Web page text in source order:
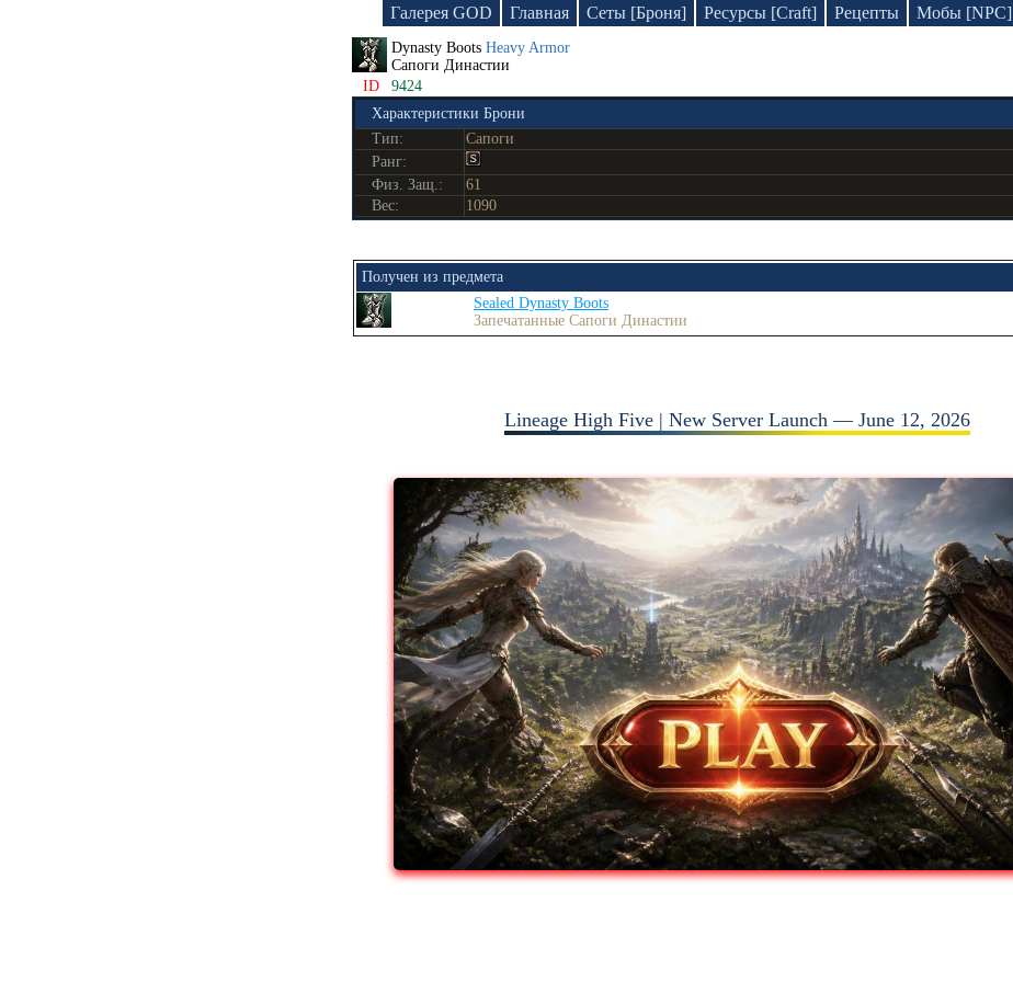
Галерея GOD Главная Сеты [Броня] Ресурсы [Craft] Рецепты Мобы [NPC]
Dynasty Boots Heavy Armor
Сапоги Династии
ID
9424
Характеристики Брони
Тип:
Сапоги
Ранг:
Физ. Защ.:
61
Вес:
1090
Получен из предмета
Sealed Dynasty Boots
Запечатанные Сапоги Династии
Lineage High Five | New Server Launch — June 12, 2026